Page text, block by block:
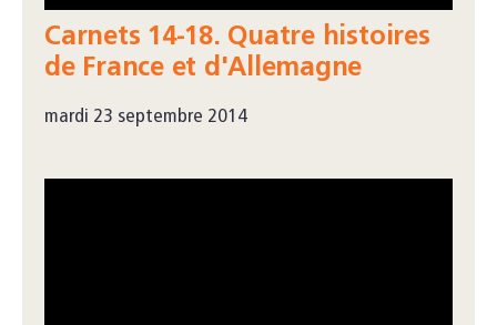
Carnets 14-18. Quatre histoires
de France et d'Allemagne
mardi 23 septembre 2014